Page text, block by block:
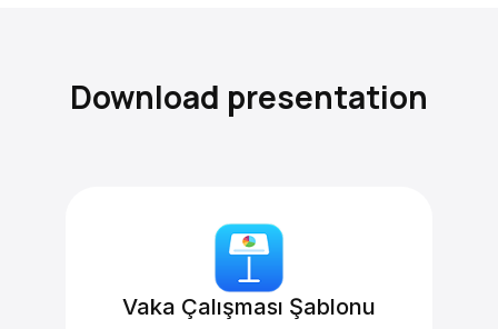
Download presentation
Vaka Çalışması Şablonu